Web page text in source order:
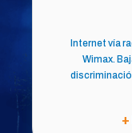
Internet vía
Wimax.